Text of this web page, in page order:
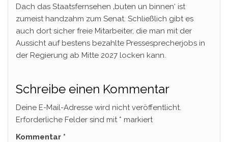
Dach das Staatsfernsehen ‚buten un binnen‘ ist
zumeist handzahm zum Senat. Schließlich gibt es
auch dort sicher freie Mitarbeiter, die man mit der
Aussicht auf bestens bezahlte Pressesprecherjobs in
der Regierung ab Mitte 2027 locken kann.
Schreibe einen Kommentar
Deine E-Mail-Adresse wird nicht veröffentlicht.
Erforderliche Felder sind mit * markiert
Kommentar *